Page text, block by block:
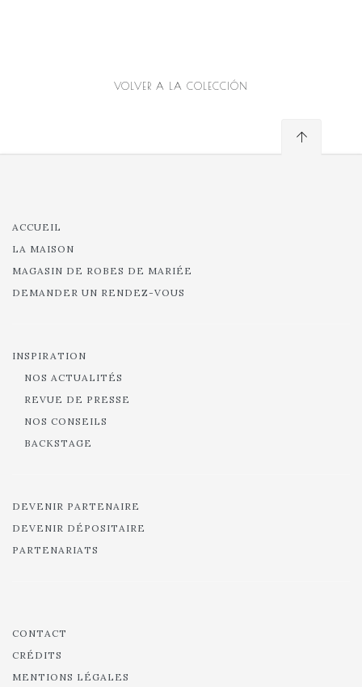
VOLVER A LA COLECCIÓN
ACCUEIL
LA MAISON
MAGASIN DE ROBES DE MARIÉE
DEMANDER UN RENDEZ-VOUS
INSPIRATION
NOS ACTUALITÉS
REVUE DE PRESSE
NOS CONSEILS
BACKSTAGE
DEVENIR PARTENAIRE
DEVENIR DÉPOSITAIRE
PARTENARIATS
CONTACT
CRÉDITS
MENTIONS LÉGALES